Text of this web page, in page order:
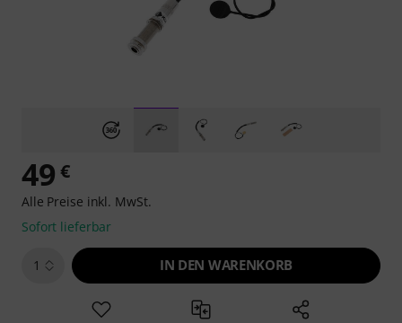
49 €
Alle Preise inkl. MwSt.
Sofort lieferbar
1 IN DEN WARENKORB